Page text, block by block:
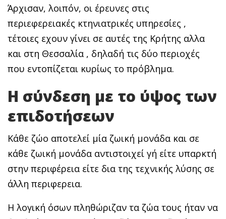
Άρχισαν, λοιπόν, οι έρευνες στις
περιεφερειακές κτηνιατρικές υπηρεσίες ,
τέτοιες εχουν γίνει σε αυτές της Κρήτης αλλα
και στη Θεσσαλία , δηλαδή τις δύο περιοχές
που εντοπίζεται κυρίως το πρόβλημα.
Η σύνδεση με το ύψος των
επιδοτήσεων
Κάθε ζώο αποτελεί μία ζωική μονάδα και σε
κάθε ζωική μονάδα αντιστοιχεί γή είτε υπαρκτή
στην περιφέρεια είτε δια της τεχνικής λύσης σε
άλλη περιφερεια.
Η λογική όσων πληθώριζαν τα ζώα τους ήταν να